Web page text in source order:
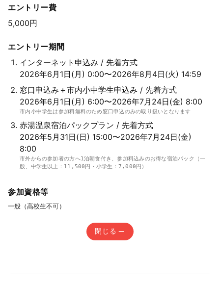
エントリー費
5,000円
エントリー期間
インターネット申込み / 先着方式
2026年6月1日(月) 0:00〜2026年8月4日(火) 14:59
窓口申込み＋市内小中学生申込み / 先着方式
2026年6月1日(月) 6:00〜2026年7月24日(金) 8:00
市内小中学生は参加料無料のため窓口申込のみの取り扱いとなります
赤湯温泉宿泊パックプラン / 先着方式
2026年5月31日(日) 15:00〜2026年7月24日(金)
8:00
市外からの参加者の方へ1泊朝食付き、参加料込みのお得な宿泊パック（一
般、中学生以上：11,500円・小学生：7,000円）
参加資格等
一般（高校生不可）
閉じる